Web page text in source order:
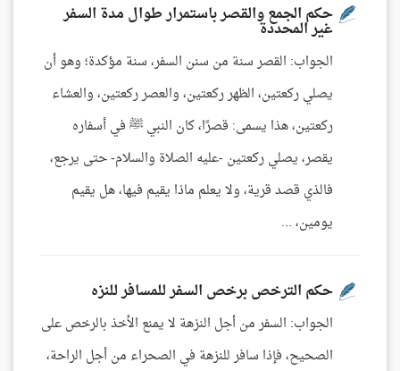
حكم الجمع والقصر باستمرار طوال مدة السفر
غير المحددة
الجواب: القصر سنة من سنن السفر، سنة مؤكدة؛ وهو أن
يصلي ركعتين، الظهر ركعتين، والعصر ركعتين، والعشاء
ركعتين، هذا يسمى: قصرًا، كان النبي ﷺ في أسفاره
يقصر، يصلي ركعتين -عليه الصلاة والسلام- حتى يرجع،
فالذي قصد قرية، ولا يعلم ماذا يقيم فيها، هل يقيم
يومين، ...
حكم الترخص برخص السفر للمسافر للنزه
الجواب: السفر من أجل النزهة لا يمنع الأخذ بالرخص على
الصحيح، فإذا سافر للنزهة في الصحراء من أجل الراحة،